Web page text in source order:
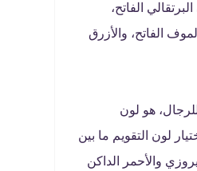
الفاتح،
الفاتح، والأزرق
هو لون
لون التقويم ما بين
والأحمر الداكن